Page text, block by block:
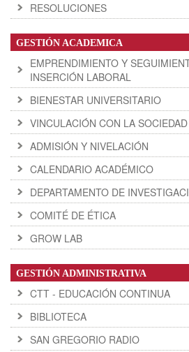
RESOLUCIONES
GESTIÓN ACADEMICA
EMPRENDIMIENTO Y
INSERCIÓN LABORAL
BIENESTAR UNIVERSITARIO
VINCULACIÓN CON LA SOCIEDAD
ADMISIÓN Y NIVELACIÓN
CALENDARIO ACADÉMICO
DEPARTAMENTO DE
COMITÉ DE ÉTICA
GROW LAB
GESTIÓN ADMINISTRATIVA
CTT - EDUCACIÓN CONTINUA
BIBLIOTECA
SAN GREGORIO RADIO